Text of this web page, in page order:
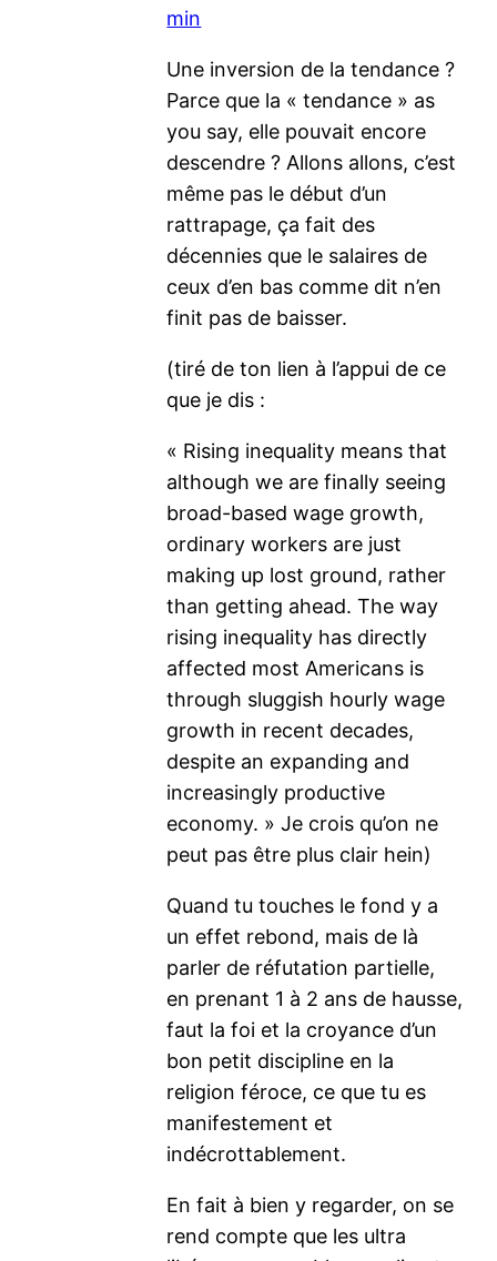
min
Une inversion de la tendance ?
Parce que la « tendance » as
you say, elle pouvait encore
descendre ? Allons allons, c’est
même pas le début d’un
rattrapage, ça fait des
décennies que le salaires de
ceux d’en bas comme dit n’en
finit pas de baisser.
(tiré de ton lien à l’appui de ce
que je dis :
« Rising inequality means that
although we are finally seeing
broad-based wage growth,
ordinary workers are just
making up lost ground, rather
than getting ahead. The way
rising inequality has directly
affected most Americans is
through sluggish hourly wage
growth in recent decades,
despite an expanding and
increasingly productive
economy. » Je crois qu’on ne
peut pas être plus clair hein)
Quand tu touches le fond y a
un effet rebond, mais de là
parler de réfutation partielle,
en prenant 1 à 2 ans de hausse,
faut la foi et la croyance d’un
bon petit discipline en la
religion féroce, ce que tu es
manifestement et
indécrottablement.
En fait à bien y regarder, on se
rend compte que les ultra